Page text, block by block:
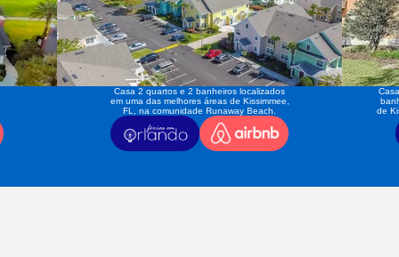
Casa 2 quartos e 2 banheiros localizados
em uma das melhores áreas de Kissimmee,
FL, na comunidade Runaway Beach.
de